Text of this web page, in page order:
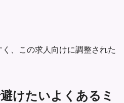
、この求人向けに調整された
けたいよくあるミ